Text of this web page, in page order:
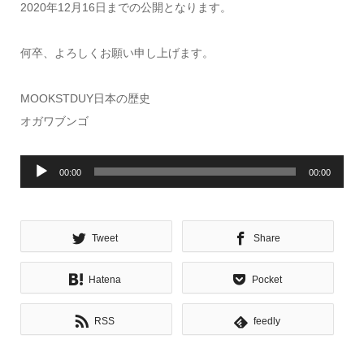
2020年12月16日までの公開となります。
何卒、よろしくお願い申し上げます。
MOOKSTDUY日本の歴史
オガワブンゴ
声
ー
00:00 00:00
Tweet Share
Hatena Pocket
RSS feedly